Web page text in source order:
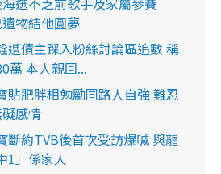
物結他圓夢
遭債主踩入粉絲討論區追數 稱
萬 本人親回...
肥胖相勉勵同路人自強 難忍
感情
斷約TVB後首次受訪爆喊 與龍
1」係家人